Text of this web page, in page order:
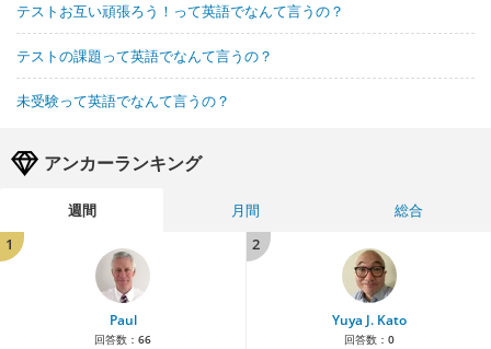
テストお互い頑張ろう！って英語でなんて言うの？
テストの課題って英語でなんて言うの？
未受験って英語でなんて言うの？
アンカーランキング
週間 月間
総合
1
Paul
回答数： 66
2
Yuya J. Kato
回答数： 0